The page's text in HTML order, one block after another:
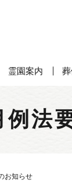
霊園案内
例法
お知らせ